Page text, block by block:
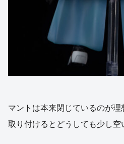
マントは本来閉じているのが
取り付けるとどうしても少し空